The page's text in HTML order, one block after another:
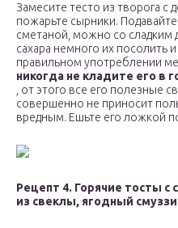
Замесите тесто из творога с
пожарьте сырники.
сметаной, можно со
сахара немного их посолить
правильном употреблении
никогда не кладите его в
, от этого все его полезные
совершенно не приносит
вредным. Ешьте его ложкой
Рецепт 4. Горячие тосты с
из свеклы, ягодный